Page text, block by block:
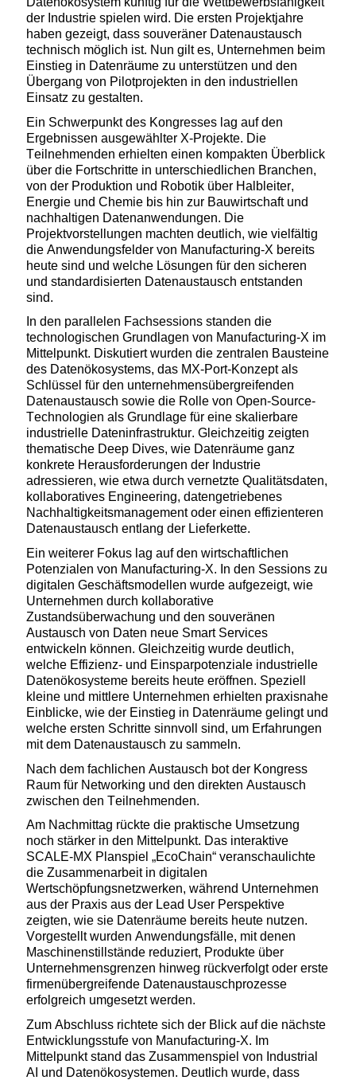
der Industrie spielen wird. Die ersten Projektjahre
haben gezeigt, dass souveräner Datenaustausch
technisch möglich ist. Nun gilt es, Unternehmen beim
Einstieg in Datenräume zu unterstützen und den
Übergang von Pilotprojekten in den industriellen
Einsatz zu gestalten.
Ein Schwerpunkt des Kongresses lag auf den
Ergebnissen ausgewählter X-Projekte. Die
Teilnehmenden erhielten einen kompakten Überblick
über die Fortschritte in unterschiedlichen Branchen,
von der Produktion und Robotik über Halbleiter,
Energie und Chemie bis hin zur Bauwirtschaft und
nachhaltigen Datenanwendungen. Die
Projektvorstellungen machten deutlich, wie vielfältig
die Anwendungsfelder von Manufacturing-X bereits
heute sind und welche Lösungen für den sicheren
und standardisierten Datenaustausch entstanden
sind.
In den parallelen Fachsessions standen die
technologischen Grundlagen von Manufacturing-X im
Mittelpunkt. Diskutiert wurden die zentralen Bausteine
des Datenökosystems, das MX-Port-Konzept als
Schlüssel für den unternehmensübergreifenden
Datenaustausch sowie die Rolle von Open-Source-
Technologien als Grundlage für eine skalierbare
industrielle Dateninfrastruktur. Gleichzeitig zeigten
thematische Deep Dives, wie Datenräume ganz
konkrete Herausforderungen der Industrie
adressieren, wie etwa durch vernetzte Qualitätsdaten,
kollaboratives Engineering, datengetriebenes
Nachhaltigkeitsmanagement oder einen effizienteren
Datenaustausch entlang der Lieferkette.
Ein weiterer Fokus lag auf den wirtschaftlichen
Potenzialen von Manufacturing-X. In den Sessions zu
digitalen Geschäftsmodellen wurde aufgezeigt, wie
Unternehmen durch kollaborative
Zustandsüberwachung und den souveränen
Austausch von Daten neue Smart Services
entwickeln können. Gleichzeitig wurde deutlich,
welche Effizienz- und Einsparpotenziale industrielle
Datenökosysteme bereits heute eröffnen. Speziell
kleine und mittlere Unternehmen erhielten praxisnahe
Einblicke, wie der Einstieg in Datenräume gelingt und
welche ersten Schritte sinnvoll sind, um Erfahrungen
mit dem Datenaustausch zu sammeln.
Nach dem fachlichen Austausch bot der Kongress
Raum für Networking und den direkten Austausch
zwischen den Teilnehmenden.
Am Nachmittag rückte die praktische Umsetzung
noch stärker in den Mittelpunkt. Das interaktive
SCALE-MX Planspiel „EcoChain“ veranschaulichte
die Zusammenarbeit in digitalen
Wertschöpfungsnetzwerken, während Unternehmen
aus der Praxis aus der Lead User Perspektive
zeigten, wie sie Datenräume bereits heute nutzen.
Vorgestellt wurden Anwendungsfälle, mit denen
Maschinenstillstände reduziert, Produkte über
Unternehmensgrenzen hinweg rückverfolgt oder erste
firmenübergreifende Datenaustauschprozesse
erfolgreich umgesetzt werden.
Zum Abschluss richtete sich der Blick auf die nächste
Entwicklungsstufe von Manufacturing-X. Im
Mittelpunkt stand das Zusammenspiel von Industrial
AI und Datenökosystemen. Deutlich wurde, dass